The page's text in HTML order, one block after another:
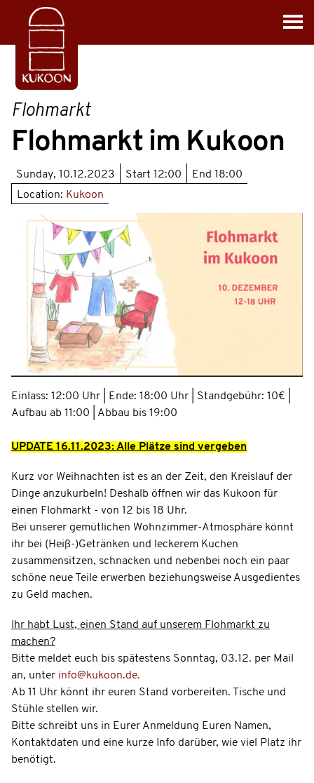
Flohmarkt
Flohmarkt im Kukoon
Sunday, 10.12.2023 Start 12:00 End 18:00
Location: Kukoon
Einlass: 12:00 Uhr | Ende: 18:00 Uhr | Standgebühr: 10€ |
Aufbau ab 11:00 | Abbau bis 19:00
UPDATE 16.11.2023: Alle Plätze sind vergeben
Kurz vor Weihnachten ist es an der Zeit, den Kreislauf der
Dinge anzukurbeln! Deshalb öffnen wir das Kukoon für
einen Flohmarkt - von 12 bis 18 Uhr.
Bei unserer gemütlichen Wohnzimmer-Atmosphäre könnt
ihr bei (Heiß-)Getränken und leckerem Kuchen
zusammensitzen, schnacken und nebenbei noch ein paar
schöne neue Teile erwerben beziehungsweise Ausgedientes
zu Geld machen.
Ihr habt Lust, einen Stand auf unserem Flohmarkt zu
machen?
Bitte meldet euch bis spätestens Sonntag, 03.12. per Mail
an, unter info@kukoon.de.
Ab 11 Uhr könnt ihr euren Stand vorbereiten. Tische und
Stühle stellen wir.
Bitte schreibt uns in Eurer Anmeldung Euren Namen,
Kontaktdaten und eine kurze Info darüber, wie viel Platz ihr
benötigt.